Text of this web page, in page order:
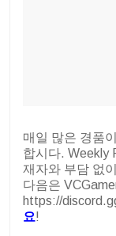
매일 많은 경품
합시다. Weekly
재자와 부담 없
다음은
https://
요!